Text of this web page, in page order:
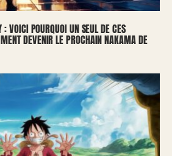
VOICI POURQUOI UN SEUL DE CES
DEVENIR LE PROCHAIN NAKAMA DE